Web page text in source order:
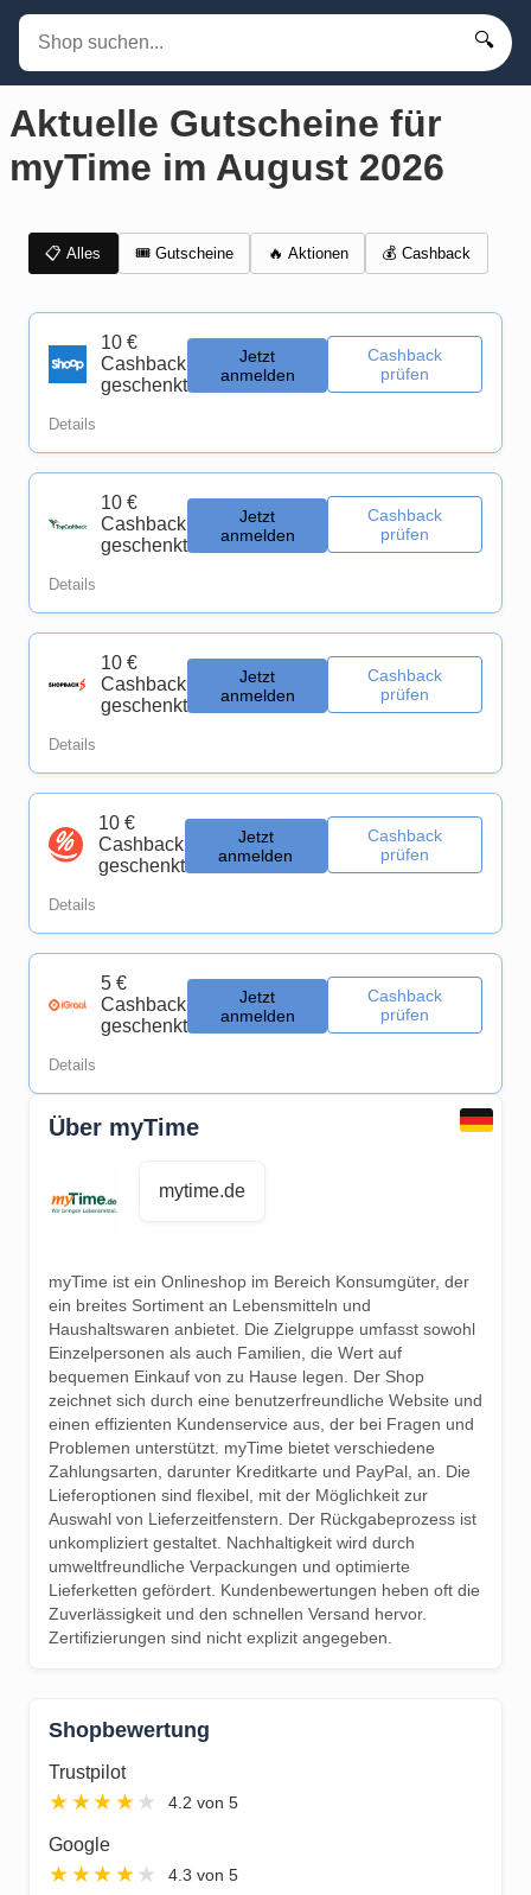
🔍
Aktuelle Gutscheine für
myTime im August 2026
📋 Alles 🎟️ Gutscheine 🔥 Aktionen 💰 Cashback
10 €
Cashback
geschenkt
Jetzt
anmelden
Cashback
prüfen
Details
10 €
Cashback
geschenkt
Jetzt
anmelden
Cashback
prüfen
Details
10 €
Cashback
geschenkt
Jetzt
anmelden
Cashback
prüfen
Details
10 €
Cashback
geschenkt
Jetzt
anmelden
Cashback
prüfen
Details
5 €
Cashback
geschenkt
Jetzt
anmelden
Cashback
prüfen
Details
Über myTime
mytime.de
myTime ist ein Onlineshop im Bereich Konsumgüter, der
ein breites Sortiment an Lebensmitteln und
Haushaltswaren anbietet. Die Zielgruppe umfasst sowohl
Einzelpersonen als auch Familien, die Wert auf
bequemen Einkauf von zu Hause legen. Der Shop
zeichnet sich durch eine benutzerfreundliche Website und
einen effizienten Kundenservice aus, der bei Fragen und
Problemen unterstützt. myTime bietet verschiedene
Zahlungsarten, darunter Kreditkarte und PayPal, an. Die
Lieferoptionen sind flexibel, mit der Möglichkeit zur
Auswahl von Lieferzeitfenstern. Der Rückgabeprozess ist
unkompliziert gestaltet. Nachhaltigkeit wird durch
umweltfreundliche Verpackungen und optimierte
Lieferketten gefördert. Kundenbewertungen heben oft die
Zuverlässigkeit und den schnellen Versand hervor.
Zertifizierungen sind nicht explizit angegeben.
Shopbewertung
Trustpilot
★★★★ ★ 4.2 von 5
Google
★★★★ ★ 4.3 von 5